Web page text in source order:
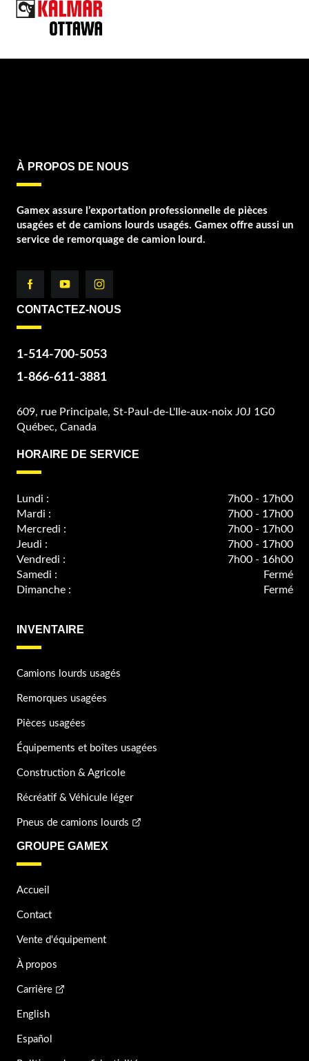
À PROPOS DE NOUS
Gamex assure l’exportation professionnelle de pièces
usagées et de camions lourds usagés. Gamex offre aussi un
service de remorquage de camion lourd.
CONTACTEZ-NOUS
1-514-700-5053
1-866-611-3881
609, rue Principale, St-Paul-de-L'Ile-aux-noix J0J 1G0
Québec, Canada
HORAIRE DE SERVICE
Lundi :
7h00 - 17h00
Mardi :
7h00 - 17h00
Mercredi :
7h00 - 17h00
Jeudi :
7h00 - 17h00
Vendredi :
7h00 - 16h00
Samedi :
Fermé
Dimanche :
Fermé
INVENTAIRE
Camions lourds usagés
Remorques usagées
Pièces usagées
Équipements et boîtes usagées
Construction & Agricole
Récréatif & Véhicule léger
Pneus de camions lourds
GROUPE GAMEX
Accueil
Contact
Vente d'équipement
À propos
Carrière
English
Español